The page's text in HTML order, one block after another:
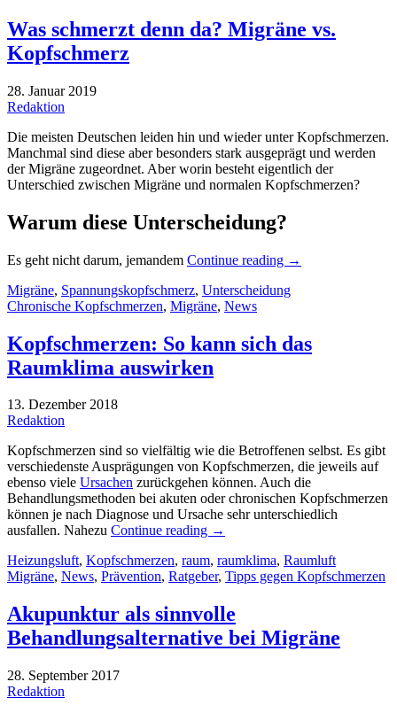
Was schmerzt denn da? Migräne vs.
Kopfschmerz
28. Januar 2019
Redaktion
Die meisten Deutschen leiden hin und wieder unter Kopfschmerzen.
Manchmal sind diese aber besonders stark ausgeprägt und werden
der Migräne zugeordnet. Aber worin besteht eigentlich der
Unterschied zwischen Migräne und normalen Kopfschmerzen?
Warum diese Unterscheidung?
Es geht nicht darum, jemandem Continue reading →
Migräne, Spannungskopfschmerz, Unterscheidung
Chronische Kopfschmerzen, Migräne, News
Kopfschmerzen: So kann sich das
Raumklima auswirken
13. Dezember 2018
Redaktion
Kopfschmerzen sind so vielfältig wie die Betroffenen selbst. Es gibt
verschiedenste Ausprägungen von Kopfschmerzen, die jeweils auf
ebenso viele Ursachen zurückgehen können. Auch die
Behandlungsmethoden bei akuten oder chronischen Kopfschmerzen
können je nach Diagnose und Ursache sehr unterschiedlich
ausfallen. Nahezu Continue reading →
Heizungsluft, Kopfschmerzen, raum, raumklima, Raumluft
Migräne, News, Prävention, Ratgeber, Tipps gegen Kopfschmerzen
Akupunktur als sinnvolle
Behandlungsalternative bei Migräne
28. September 2017
Redaktion